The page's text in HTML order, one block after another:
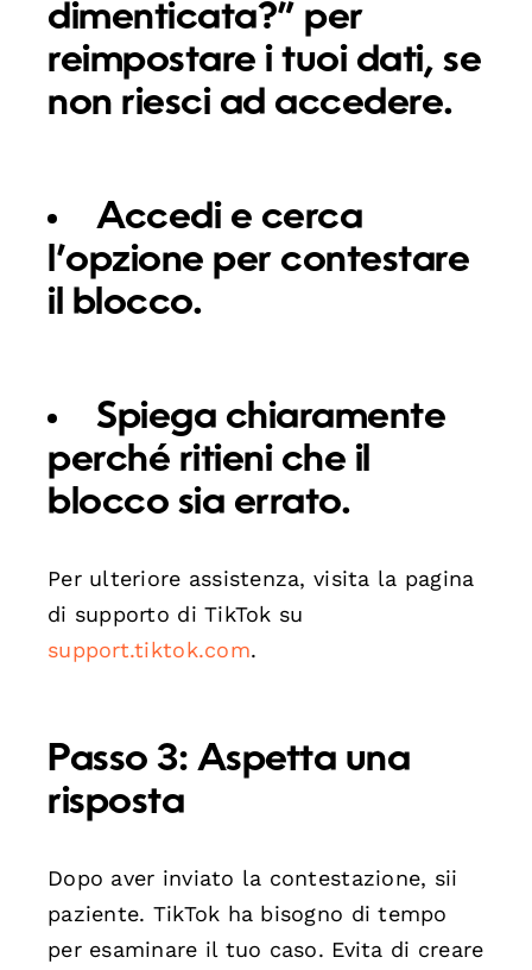
dimenticata?” per
reimpostare i tuoi dati, se
non riesci ad accedere.
Accedi e cerca
l’opzione per contestare
il blocco.
Spiega chiaramente
perché ritieni che il
blocco sia errato.
Per ulteriore assistenza, visita la pagina
di supporto di TikTok su
support.tiktok.com.
Passo 3: Aspetta una
risposta
Dopo aver inviato la contestazione, sii
paziente. TikTok ha bisogno di tempo
per esaminare il tuo caso. Evita di creare